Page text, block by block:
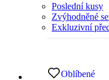
Poslední kusy
Zvýhodněné
Exkluzivní
Oblíbené